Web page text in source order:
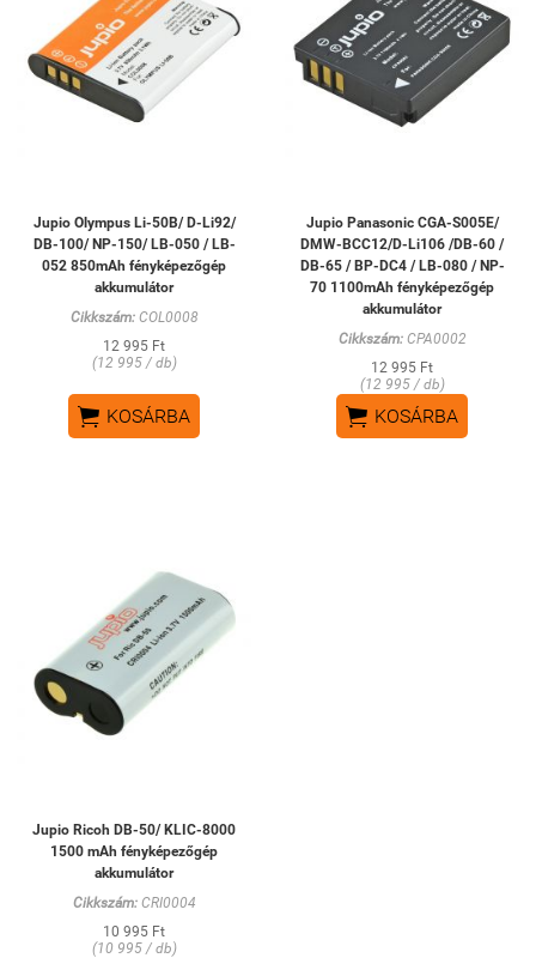
Jupio Olympus Li-50B/ D-Li92/
DB-100/ NP-150/ LB-050 / LB-
052 850mAh fényképezőgép
akkumulátor
Cikkszám:COL0008
12 995 Ft
(12 995 / db)
 KOSÁRBA
Jupio Panasonic CGA-S005E/
DMW-BCC12/D-Li106 /DB-60 /
DB-65 / BP-DC4 / LB-080 / NP-
70 1100mAh fényképezőgép
akkumulátor
Cikkszám:CPA0002
12 995 Ft
(12 995 / db)
 KOSÁRBA
Jupio Ricoh DB-50/ KLIC-8000
1500 mAh fényképezőgép
akkumulátor
Cikkszám:CRI0004
10 995 Ft
(10 995 / db)